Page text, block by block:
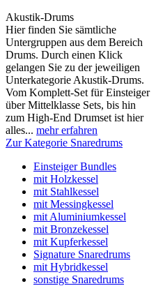
Akustik-Drums
Hier finden Sie sämtliche
Untergruppen aus dem Bereich
Drums. Durch einen Klick
gelangen Sie zu der jeweiligen
Unterkategorie Akustik-Drums.
Vom Komplett-Set für Einsteiger
über Mittelklasse Sets, bis hin
zum High-End Drumset ist hier
alles... mehr erfahren
Zur Kategorie Snaredrums
Einsteiger Bundles
mit Holzkessel
mit Stahlkessel
mit Messingkessel
mit Aluminiumkessel
mit Bronzekessel
mit Kupferkessel
Signature Snaredrums
mit Hybridkessel
sonstige Snaredrums